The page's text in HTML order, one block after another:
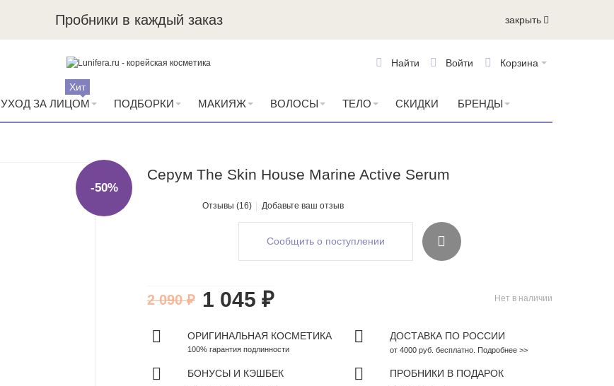
Пробники в каждый заказ закрыть
Корзина
Войти
Найти
УХОД ЗА ЛИЦОМ
Хит
ПОДБОРКИ МАКИЯЖ ВОЛОСЫ ТЕЛО СКИДКИ БРЕНДЫ
Серум The Skin House Marine Active Serum
Отзывы (16) Добавьте ваш отзыв
-50%
Сообщить о поступлении
Нет в наличии
1 045 ₽
2 090 ₽
ОРИГИНАЛЬНАЯ КОСМЕТИКА
100% гарантия подлинности
ДОСТАВКА ПО РОССИИ
от 4000 руб. бесплатно. Подробнее >>
БОНУСЫ И КЭШБЕК ПРОБНИКИ В ПОДАРОК